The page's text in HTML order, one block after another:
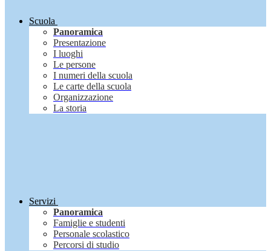
Scuola
Panoramica
Presentazione
I luoghi
Le persone
I numeri della scuola
Le carte della scuola
Organizzazione
La storia
Servizi
Panoramica
Famiglie e studenti
Personale scolastico
Percorsi di studio